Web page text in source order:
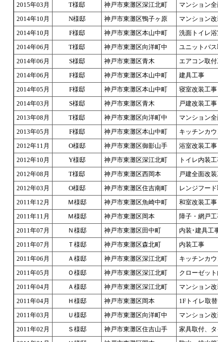
2015年03月
T様邸 神戸市東灘区深江北町
マンション
2014年10月
N様邸 神戸市東灘区鴨子ヶ原
マンション
2014年10月
F様邸 神戸市東灘区本山中町
洗面トイレ
2014年06月
T様邸 神戸市東灘区向洋町中
ユニットバ
2014年06月
S様邸 神戸市東灘区青木
エアコン取
2014年06月
F様邸 神戸市東灘区本山中町
建具工事
2014年05月
F様邸 神戸市東灘区本山中町
寝室改装工事
2014年03月
S様邸 神戸市東灘区青木
戸建改装工事
2013年08月
T様邸 神戸市東灘区向洋町中
マンション
2013年05月
F様邸 神戸市東灘区本山中町
キッチンカ
2012年11月
O様邸 神戸市東灘区御影山手
浴室改装工事
2012年10月
Y様邸 神戸市東灘区深江北町
トイレ内装
2012年08月
T様邸 神戸市東灘区西岡本
戸建全面改
2012年03月
O様邸 神戸市東灘区住吉南町
レンジフー
2011年12月
Ｍ様邸 神戸市東灘区魚崎中町
和室改装工事
2011年11月
Ｍ様邸 神戸市東灘区岡本
障子・網戸
2011年07月
Ｎ様邸 神戸市東灘区田中町
内装･建具工
2011年07月
Ｔ様邸 神戸市東灘区森北町
内装工事
2011年06月
Ａ様邸 神戸市東灘区深江北町
キッチンカ
2011年05月
Ｏ様邸 神戸市東灘区深江北町
クローゼッ
2011年04月
Ａ様邸 神戸市東灘区深江北町
マンション
2011年04月
Ｈ様邸 神戸市東灘区岡本
1Fトイレ取
2011年03月
Ｕ様邸 神戸市東灘区向洋町中
マンション
2011年02月
Ｓ様邸 神戸市東灘区住吉山手
家具取付、